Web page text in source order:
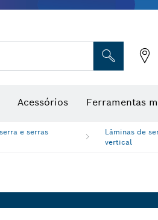
Acessórios Ferramentas
e serras
Lâminas de
vertical